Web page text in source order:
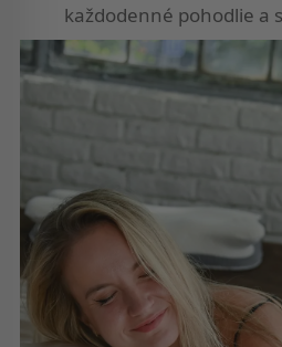
každodenné pohodlie a